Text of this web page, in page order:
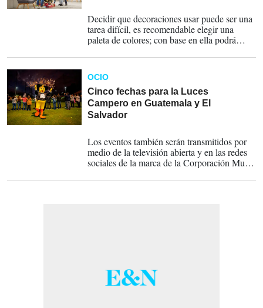
Decidir que decoraciones usar puede ser una
tarea difícil, es recomendable elegir una
paleta de colores; con base en ella podrá
OCIO
Cinco fechas para la Luces
Campero en Guatemala y El
Salvador
Los eventos también serán transmitidos por
medio de la televisión abierta y en las redes
sociales de la marca de la Corporación Multi